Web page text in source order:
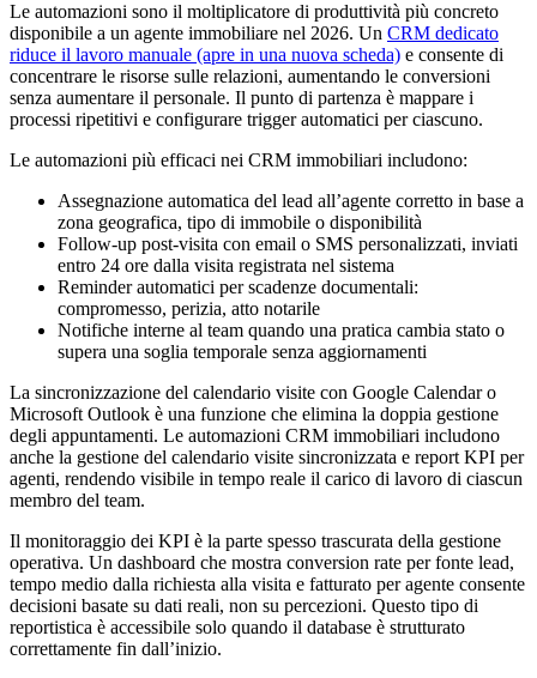
Le automazioni sono il moltiplicatore di produttività più concreto
disponibile a un agente immobiliare nel 2026. Un CRM dedicato
riduce il lavoro manuale (apre in una nuova scheda) e consente di
concentrare le risorse sulle relazioni, aumentando le conversioni
senza aumentare il personale. Il punto di partenza è mappare i
processi ripetitivi e configurare trigger automatici per ciascuno.
Le automazioni più efficaci nei CRM immobiliari includono:
Assegnazione automatica del lead all’agente corretto in base a
zona geografica, tipo di immobile o disponibilità
Follow-up post-visita con email o SMS personalizzati, inviati
entro 24 ore dalla visita registrata nel sistema
Reminder automatici per scadenze documentali:
compromesso, perizia, atto notarile
Notifiche interne al team quando una pratica cambia stato o
supera una soglia temporale senza aggiornamenti
La sincronizzazione del calendario visite con Google Calendar o
Microsoft Outlook è una funzione che elimina la doppia gestione
degli appuntamenti. Le automazioni CRM immobiliari includono
anche la gestione del calendario visite sincronizzata e report KPI per
agenti, rendendo visibile in tempo reale il carico di lavoro di ciascun
membro del team.
Il monitoraggio dei KPI è la parte spesso trascurata della gestione
operativa. Un dashboard che mostra conversion rate per fonte lead,
tempo medio dalla richiesta alla visita e fatturato per agente consente
decisioni basate su dati reali, non su percezioni. Questo tipo di
reportistica è accessibile solo quando il database è strutturato
correttamente fin dall’inizio.